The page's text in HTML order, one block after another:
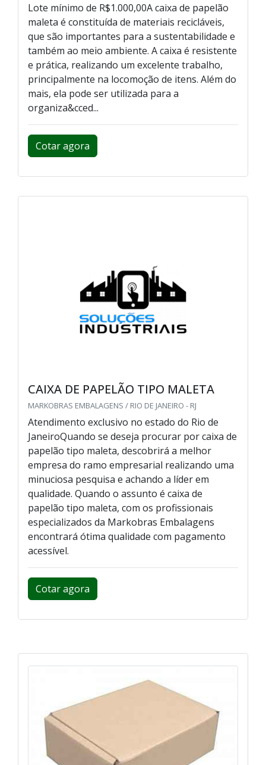
Lote mínimo de R$1.000,00A caixa de papelão
maleta é constituída de materiais recicláveis,
que são importantes para a sustentabilidade e
também ao meio ambiente. A caixa é resistente
e prática, realizando um excelente trabalho,
principalmente na locomoção de itens. Além do
mais, ela pode ser utilizada para a
organiza&cced...
Cotar agora
CAIXA DE PAPELÃO TIPO MALETA
MARKOBRAS EMBALAGENS / RIO DE JANEIRO - RJ
Atendimento exclusivo no estado do Rio de
JaneiroQuando se deseja procurar por caixa de
papelão tipo maleta, descobrirá a melhor
empresa do ramo empresarial realizando uma
minuciosa pesquisa e achando a líder em
qualidade. Quando o assunto é caixa de
papelão tipo maleta, com os profissionais
especializados da Markobras Embalagens
encontrará ótima qualidade com pagamento
acessível.
Cotar agora